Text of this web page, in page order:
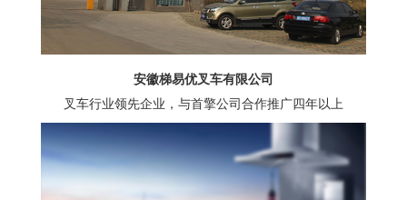
安徽梯易优叉车有限公司
叉车行业领先企业，与首擎公司合作推广四年以上